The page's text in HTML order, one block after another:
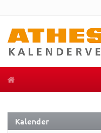
Kalender